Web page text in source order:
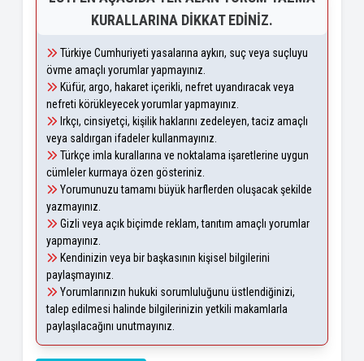
KURALLARINA DIKKAT EDINIZ.
Türkiye Cumhuriyeti yasalarına aykırı, suç veya suçluyu
övme amaçlı yorumlar yapmayınız.
Küfür, argo, hakaret içerikli, nefret uyandıracak veya
nefreti körükleyecek yorumlar yapmayınız.
Irkçı, cinsiyetçi, kişilik haklarını zedeleyen, taciz amaçlı
veya saldırgan ifadeler kullanmayınız.
Türkçe imla kurallarına ve noktalama işaretlerine uygun
cümleler kurmaya özen gösteriniz.
Yorumunuzu tamamı büyük harflerden oluşacak şekilde
yazmayınız.
Gizli veya açık biçimde reklam, tanıtım amaçlı yorumlar
yapmayınız.
Kendinizin veya bir başkasının kişisel bilgilerini
paylaşmayınız.
Yorumlarınızın hukuki sorumluluğunu üstlendiğinizi,
talep edilmesi halinde bilgilerinizin yetkili makamlarla
paylaşılacağını unutmayınız.